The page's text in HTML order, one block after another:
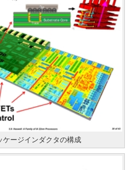
ージインダクタの構成